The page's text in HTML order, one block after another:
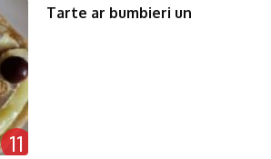
11
Tarte ar bumbieri un